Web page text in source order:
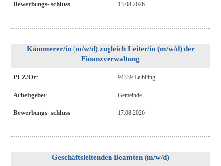
Bewerbungs- schluss 13.08.2026
Kämmerer/in (m/w/d) zugleich Leiter/in (m/w/d) der
Finanzverwaltung
PLZ/Ort
Arbeitgeber
Bewerbungs- schluss
94339 Leiblfing
Gemeinde
17.08.2026
Geschäftsleitenden Beamten (m/w/d)